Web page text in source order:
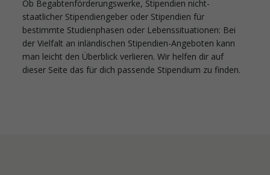
Ob Begabtenförderungswerke, Stipendien nicht-
staatlicher Stipendiengeber oder Stipendien für
bestimmte Studienphasen oder Lebenssituationen: Bei
der Vielfalt an inländischen Stipendien-Angeboten kann
man leicht den Überblick verlieren. Wir helfen dir auf
dieser Seite das für dich passende Stipendium zu finden.